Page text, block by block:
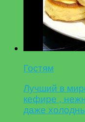
Гостям
Лучший в
кефире ,
даже